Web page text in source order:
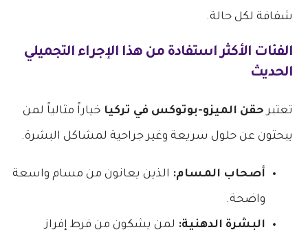
شفافة لكل حالة.
الفئات الأكثر استفادة من هذا الإجراء التجميلي
الحديث
تعتبرحقن الميزو-بوتوكس في تركيا خياراً مثالياً لمن
يبحثون عن حلول سريعة وغير جراحية لمشاكل البشرة.
أصحاب المسام: الذين يعانون من مسام واسعة
واضحة.
البشرة الدهنية: لمن يشكون من فرط إفراز